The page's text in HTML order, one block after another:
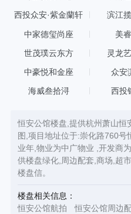
西投众安·紫金蘭轩 滨江
中家德玺尚座 美
世茂璞云东方 灵龙
中豪悦和金座 众安
海威叁拾浔 西投
恒安公馆楼盘,提供杭州萧山恒
图,项目地址位于:崇化路760
业年,物业为中广物业 ,开发商
供楼盘绿化,周边配套,商场,超
楼盘信。
楼盘相关信息：
恒安公馆航拍
恒安公馆周边